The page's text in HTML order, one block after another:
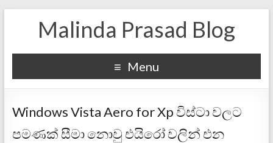
Malinda Prasad Blog
Menu
Windows Vista Aero for Xp විස්‍ටා වලට
පමණක් සීමා නොවු එයිරෝ වලින් එන